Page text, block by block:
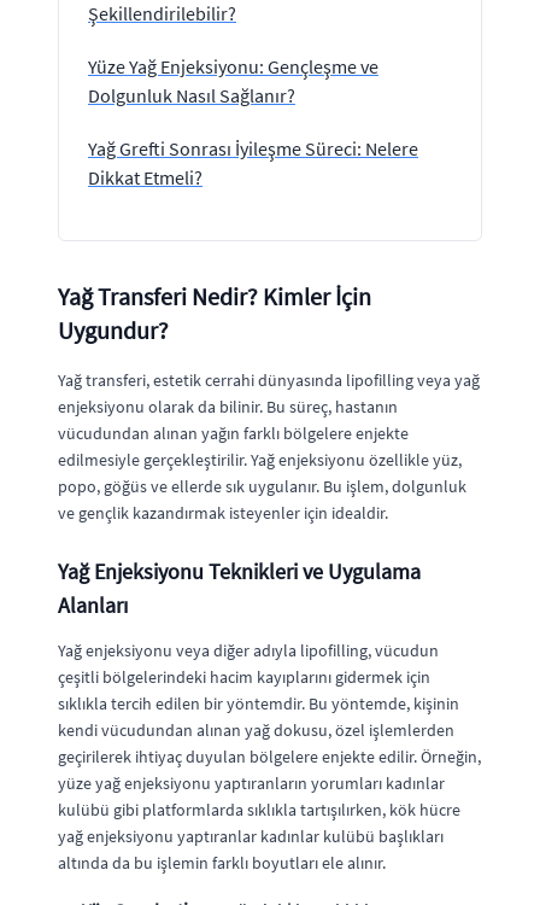
Şekillendirilebilir?
Yüze Yağ Enjeksiyonu: Gençleşme ve
Dolgunluk Nasıl Sağlanır?
Yağ Grefti Sonrası İyileşme Süreci: Nelere
Dikkat Etmeli?
Yağ Transferi Nedir? Kimler İçin
Uygundur?
Yağ transferi, estetik cerrahi dünyasında lipofilling veya yağ
enjeksiyonu olarak da bilinir. Bu süreç, hastanın
vücudundan alınan yağın farklı bölgelere enjekte
edilmesiyle gerçekleştirilir. Yağ enjeksiyonu özellikle yüz,
popo, göğüs ve ellerde sık uygulanır. Bu işlem, dolgunluk
ve gençlik kazandırmak isteyenler için idealdir.
Yağ Enjeksiyonu Teknikleri ve Uygulama
Alanları
Yağ enjeksiyonu veya diğer adıyla lipofilling, vücudun
çeşitli bölgelerindeki hacim kayıplarını gidermek için
sıklıkla tercih edilen bir yöntemdir. Bu yöntemde, kişinin
kendi vücudundan alınan yağ dokusu, özel işlemlerden
geçirilerek ihtiyaç duyulan bölgelere enjekte edilir. Örneğin,
yüze yağ enjeksiyonu yaptıranların yorumları kadınlar
kulübü gibi platformlarda sıklıkla tartışılırken, kök hücre
yağ enjeksiyonu yaptıranlar kadınlar kulübü başlıkları
altında da bu işlemin farklı boyutları ele alınır.